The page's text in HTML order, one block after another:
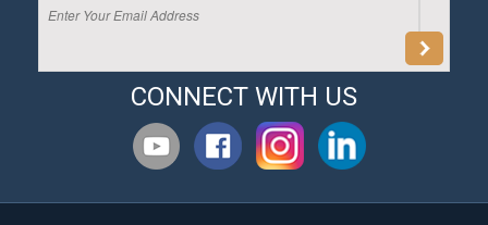
CONNECT WITH US